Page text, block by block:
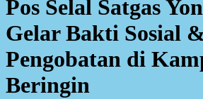
Pos Selal Satgas
Gelar Bakti Sosial
Pengobatan di
Beringin